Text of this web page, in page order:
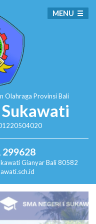
Olahraga Provinsi Bali
299628
Gianyar Bali 80582
MENU